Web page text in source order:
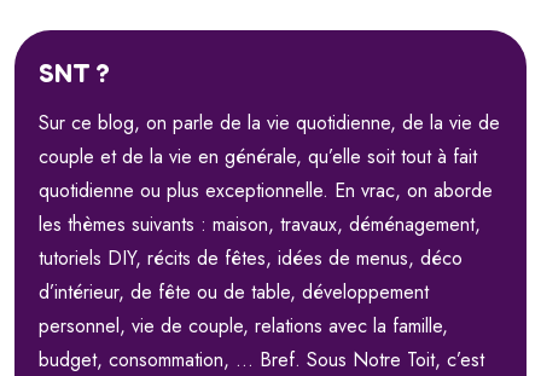
SNT ?
Sur ce blog, on parle de la vie quotidienne, de la vie de
couple et de la vie en générale, qu’elle soit tout à fait
quotidienne ou plus exceptionnelle. En vrac, on aborde
les thèmes suivants : maison, travaux, déménagement,
tutoriels DIY, récits de fêtes, idées de menus, déco
d’intérieur, de fête ou de table, développement
personnel, vie de couple, relations avec la famille,
budget, consommation, … Bref. Sous Notre Toit, c’est